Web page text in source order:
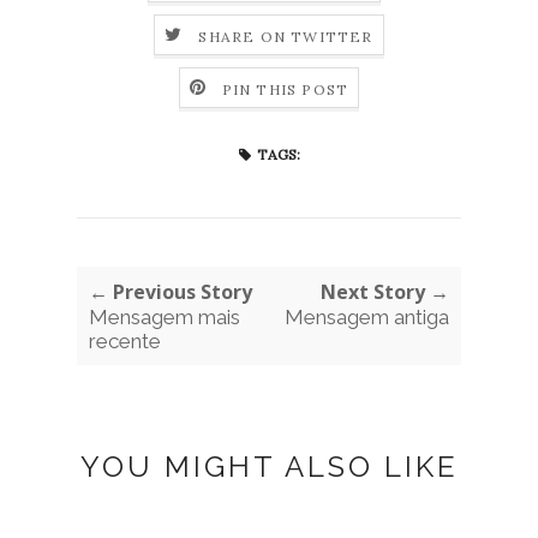
SHARE ON TWITTER
PIN THIS POST
TAGS:
← Previous Story
Mensagem mais
recente
Next Story →
Mensagem antiga
YOU MIGHT ALSO LIKE